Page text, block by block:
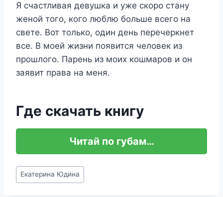
Я счастливая девушка и уже скоро стану
женой того, кого люблю больше всего на
свете. Вот только, один день перечеркнет
все. В моей жизни появится человек из
прошлого. Парень из моих кошмаров и он
заявит права на меня.
Где скачать книгу
Читай по губам…
Метки
записи:
Екатерина Юдина